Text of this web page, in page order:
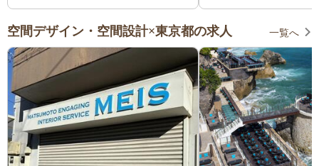
空間デザイン・空間設計×東京都の求人 一覧へ